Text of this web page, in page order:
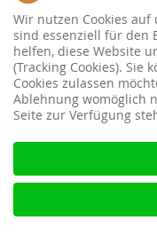
Einwilligung zur
vergleichbaren
abgefragt wurde,
ausschließlich auf
(Art. 6 Abs. 1 lit. a
die Einwilligung ist
Sie können Ihren
über das Setzen
Wir nutzen Cookies
sind essenziell für den
helfen, diese Website
(Tracking Cookies). Sie
Cookies zulassen
Ablehnung womöglich
Seite zur Verfügung